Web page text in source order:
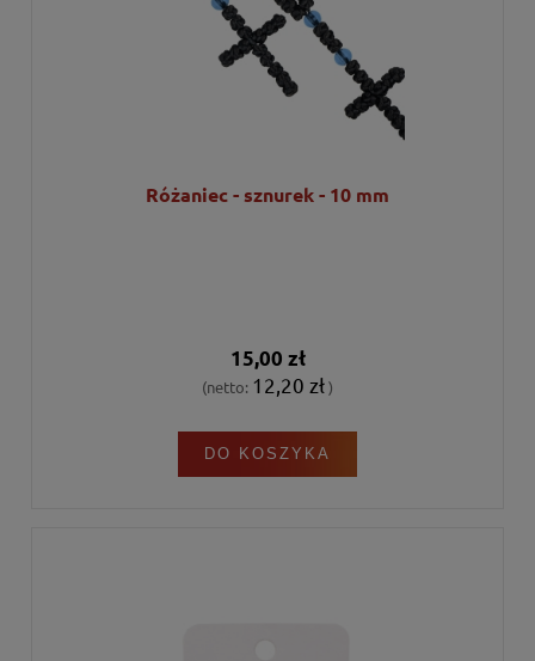
Różaniec - sznurek - 10 mm
15,00 zł
(netto: 12,20 zł)
DO KOSZYKA